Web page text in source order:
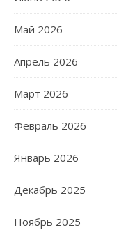
Май 2026
Апрель 2026
Март 2026
Февраль 2026
Январь 2026
Декабрь 2025
Ноябрь 2025